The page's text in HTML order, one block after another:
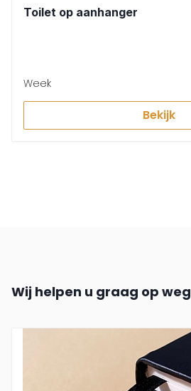
Toilet op aanhanger
Week
Bekijk
Wij helpen u graag op weg